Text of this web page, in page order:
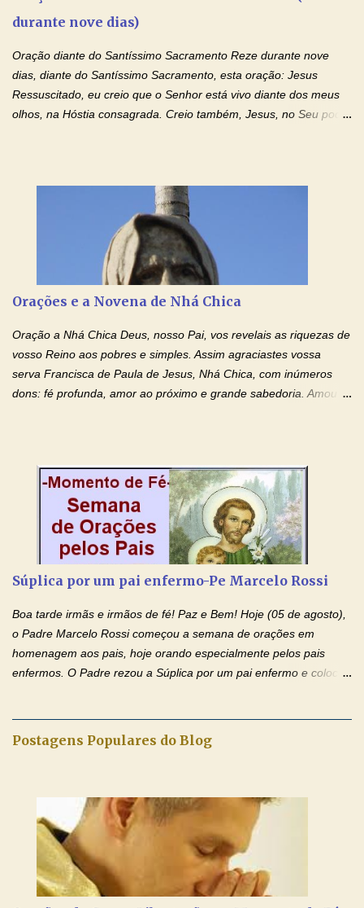
Mensagem do Padre Marcelo Rossi por E-mail: Amados!! Nesta
quarta feira, vamos orar pelas pessoas que sofrem com as
IMACULADO CORAÇÃO DE MAR...
durante nove dias)
Oração diante do Santíssimo Sacramento Reze durante nove
dias, diante do Santíssimo Sacramento, esta oração: Jesus
Ressuscitado, eu creio que o Senhor está vivo diante dos meus
olhos, na Hóstia consagrada. Creio também, Jesus, no Seu poder
creio, Jesus, e clamo que este Sangue seja agora derramado
sobre mim e sobre todos os meus familiares. Eu peço, Senhor
Jesus, que, pelo poder libertador e salvítico deste Sangue,
possamos nos livrar de toda opressão diabólica que possa estar
prejudicando a nossa família. Peço também que atenda, em
especial, este pedido que agora faço na Sua presença:
(apresente aqui o seu pedido...) Eu, desde já, agradeço de
coração, confiante que o Senhor me atenderá. Eu louvo o Pai por
ter nos dado o Senhor, Jesus, como presente de Páscoa. eu
agradeço de coração ao Espíri...
Orações e a Novena de Nhá Chica
Oração a Nhá Chica Deus, nosso Pai, vos revelais as riquezas de
vosso Reino aos pobres e simples. Assim agraciastes vossa
serva Francisca de Paula de Jesus, Nhá Chica, com inúmeros
dons: fé profunda, amor ao próximo e grande sabedoria. Amou a
Senhor Jesus Cristo, vosso Filho, na unidade do Espírito Santo.
Amém. Novena a Nhá Chica (Oração para obter os favores
celestiais através da intercessão da Serva de Deus Nhá Chica)
(Rezar durante nove dias seguidos ou intercalados) Nhá Chica,
recorro a vós como intercessora entre a Bondade Divina e as
necessidades humanas. Peço-vos, como favor espiritual, que
entregueis nas mãos do Santíssimo o meu pedido urgente (Fazer
o pedido). Acolhei, Nhá Chica, no vosso coração bondoso as
minhas necessidades e amparai-me nesta oração (Fazer o ...
Súplica por um pai enfermo-Pe Marcelo Rossi
Boa tarde irmãs e irmãos de fé! Paz e Bem! Hoje (05 de agosto),
o Padre Marcelo Rossi começou a semana de orações em
homenagem aos pais, hoje orando especialmente pelos pais
enfermos. O Padre rezou a Súplica por um pai enfermo e colocou
de Nossa Senhora. Adriana dos Anjos-Devoção e Fé Mensagem
aos nossos pais. Hoje nossas orações serão focadas nos pais
que não se encontram bem de saúde, OS PAIS ENFERMOS!
Amados, durante toda esta semana vamos orar pelos nossos
pais. Vamos dedicar um dia para os pais mais idosos, pais que
estão doentes, pais que estão longe dos filhos, pais que já são
Postagens Populares do Blog